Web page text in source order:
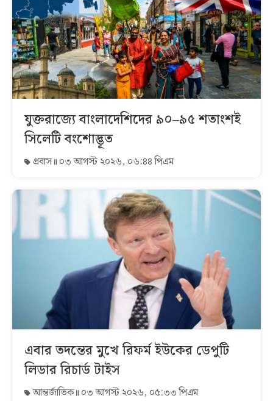
যুক্তরাজ্যে বাংলাদেশিদের ৯০–৯৫ শতাংশই
সিলেটি বংশোদ্ভূত
প্রবাস ০৩ আগস্ট ২০২৬, ০৬:৪৪ পিএম
এবার তদন্তের মুখে রিফর্ম ইউকের ডেপুটি
লিডার রিচার্ড টাইস
আন্তর্জাতিক ০৩ আগস্ট ২০২৬, ০৫:৩৩ পিএম